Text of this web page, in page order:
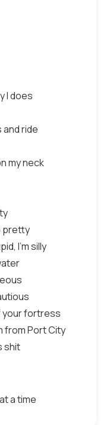
I does
ride
my neck
pretty
I'm silly
your fortress
from Port City
shit
a time